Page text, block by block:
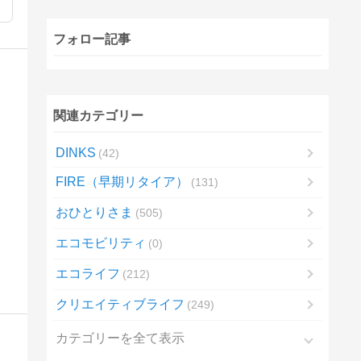
フォロー記事
関連カテゴリー
DINKS 42
FIRE（早期リタイア） 131
おひとりさま 505
エコモビリティ 0
エコライフ 212
クリエイティブライフ 249
カテゴリーを全て表示